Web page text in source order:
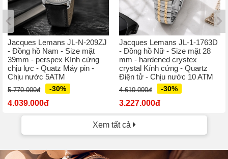
Jacques Lemans JL-N-209ZJ
- Đồng hồ Nam - Size mặt
39mm - perspex Kính cứng
chịu lực - Quatz Máy pin -
Chịu nước 5ATM
5.770.000đ -30%
4.039.000đ
Jacques Lemans JL-1-1763D
- Đồng hồ Nữ - Size mặt 28
mm - hardened crystex
crystal Kính cứng - Quartz
Điện tử - Chịu nước 10 ATM
4.610.000đ -30%
3.227.000đ
Xem tất cả